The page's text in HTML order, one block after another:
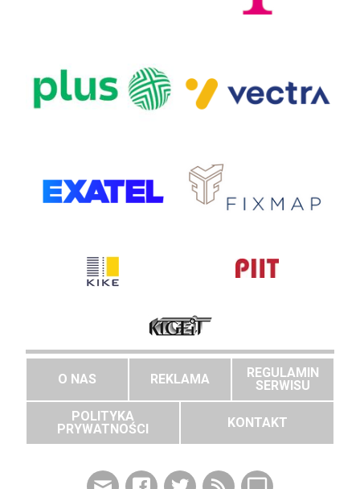
O NAS REKLAMA
REGULAMIN
SERWISU
POLITYKA
PRYWATNOŚCI
KONTAKT